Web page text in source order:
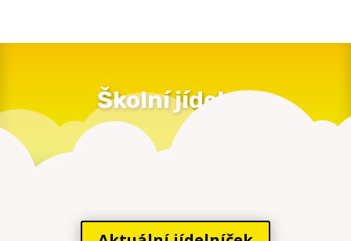
Školní jídelna